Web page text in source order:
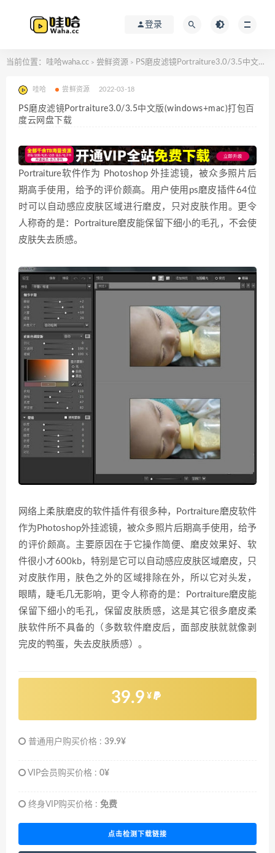
登录
当前位置： 哇哈waha.cc > 尝鲜资源 > PS磨皮滤镜Portraiture3.0/3.5中文版(windows+mac)打包百度云网盘下载
哇哈 尝鲜资源 2022-03-18
PS磨皮滤镜Portraiture3.0/3.5中文版(windows+mac)打包百
度云网盘下载
Portraiture软件作为 Photoshop 外挂滤镜，被众多照片后
期高手使用，给予的评价颇高。用户使用ps磨皮插件64位
时可以自动感应皮肤区域进行磨皮，只对皮肤作用。更令
人称奇的是：Portraiture磨皮能保留下细小的毛孔，不会使
皮肤失去质感。
网络上柔肤磨皮的软件插件有很多种，Portraiture磨皮软件
作为Photoshop外挂滤镜，被众多照片后期高手使用，给予
的评价颇高。主要原因在于它操作简便、磨皮效果好、软
件很小才600kb，特别是它可以自动感应皮肤区域磨皮，只
对皮肤作用，肤色之外的区域排除在外，所以它对头发，
眼睛，睫毛几无影响，更令人称奇的是：Portraiture磨皮能
保留下细小的毛孔，保留皮肤质感，这是其它很多磨皮柔
肤软件所不具备的（多数软件磨皮后，面部皮肤就就像剥
完皮的鸭蛋，失去皮肤质感）。
39.9 ¥
普通用户购买价格 : 39.9¥
VIP会员购买价格 : 0¥
终身VIP购买价格 : 免费
点击检测下载链接